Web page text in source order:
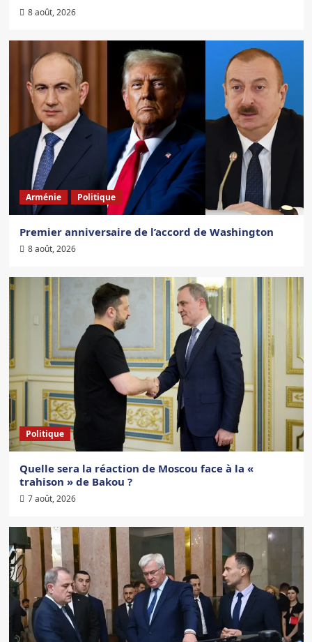
8 août, 2026
Arménie Politique
Premier anniversaire de l’accord de Washington
8 août, 2026
Politique
Quelle sera la réaction de Moscou face à la «
trahison » de Bakou ?
7 août, 2026